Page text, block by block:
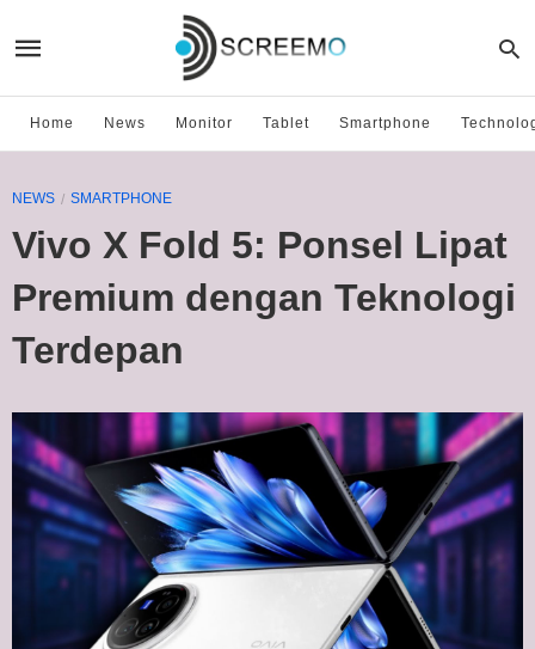
Home News Monitor Tablet Smartphone
NEWS SMARTPHONE
Vivo X Fold 5: Ponsel Lipat
Premium dengan Teknologi
Terdepan